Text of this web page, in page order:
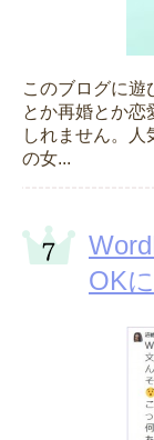
このブログに遊
とか再婚とか恋
しれません。
の女...
OK